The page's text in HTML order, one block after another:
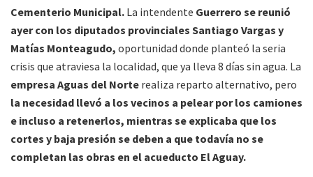
Cementerio Municipal. La intendente Guerrero se reunió
ayer con los diputados provinciales Santiago Vargas y
Matías Monteagudo, oportunidad donde planteó la seria
crisis que atraviesa la localidad, que ya lleva 8 días sin agua. La
empresa Aguas del Norte realiza reparto alternativo, pero
la necesidad llevó a los vecinos a pelear por los camiones
e incluso a retenerlos, mientras se explicaba que los
cortes y baja presión se deben a que todavía no se
completan las obras en el acueducto El Aguay.